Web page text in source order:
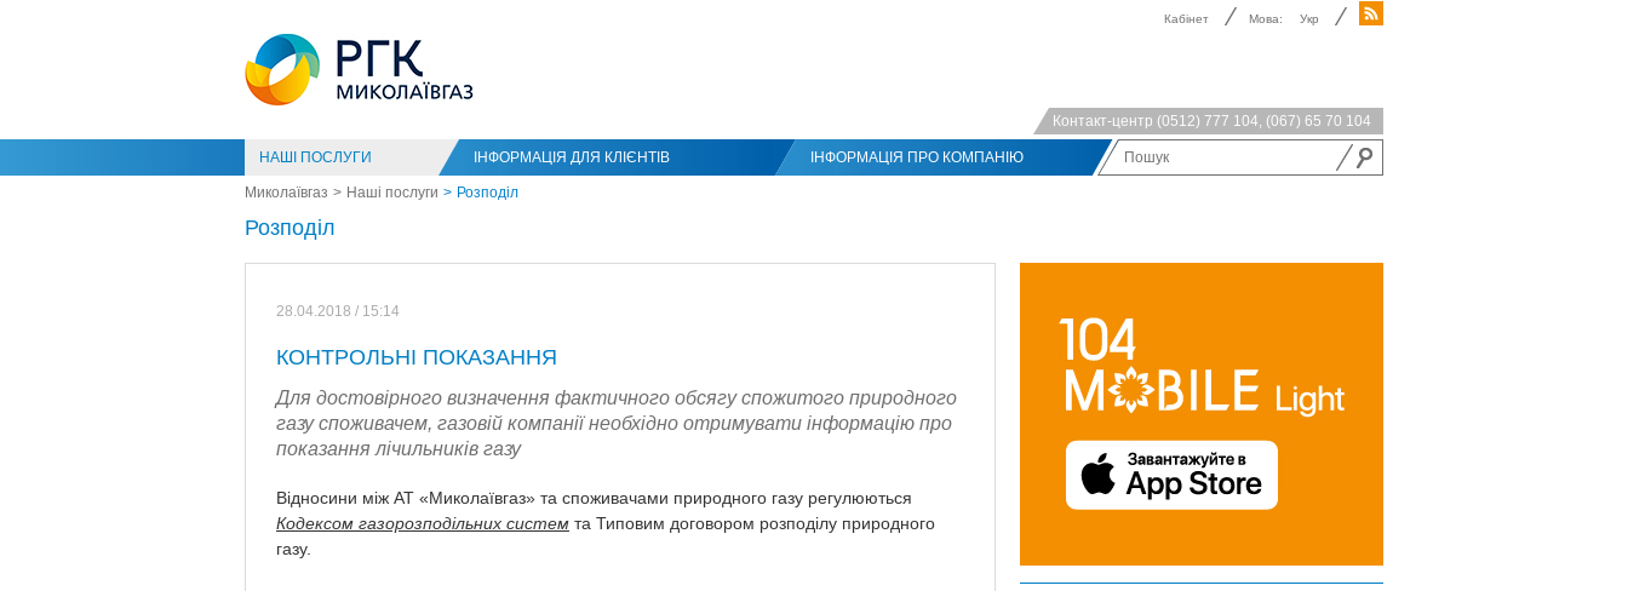
Кабінет Мова: Укр
Контакт-центр (0512) 777 104, (067) 65 70 104
НАШІ ПОСЛУГИ ІНФОРМАЦІЯ ДЛЯ КЛІЄНТІВ ІНФОРМАЦІЯ ПРО КОМПАНІЮ
Миколаївгаз Наші послуги Розподіл
Розподіл
28.04.2018 / 15:14
КОНТРОЛЬНІ ПОКАЗАННЯ
Для достовірного визначення фактичного обсягу спожитого природного
газу споживачем, газовій компанії необхідно отримувати інформацію про
показання лічильників газу
Відносини між АТ «Миколаївгаз» та споживачами природного газу регулюються
Кодексом газорозподільних систем та Типовим договором розподілу природного
газу.